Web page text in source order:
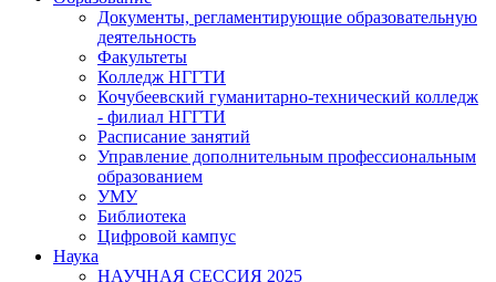
Документы, регламентирующие образовательную
деятельность
Факультеты
Колледж НГГТИ
Кочубеевский гуманитарно-технический колледж
- филиал НГГТИ
Расписание занятий
Управление дополнительным профессиональным
образованием
УМУ
Библиотека
Цифровой кампус
Наука
НАУЧНАЯ СЕССИЯ 2025